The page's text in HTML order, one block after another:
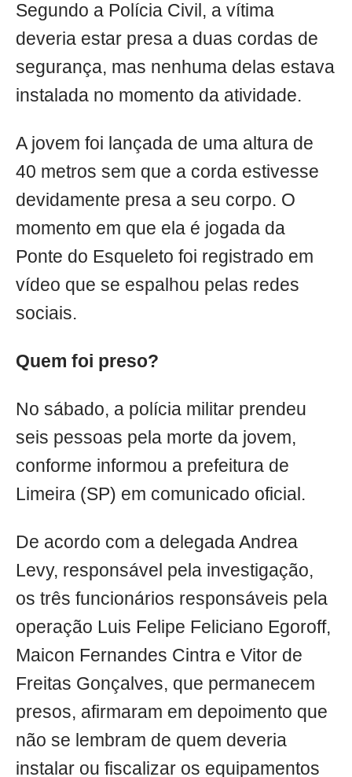
Segundo a Polícia Civil, a vítima
deveria estar presa a duas cordas de
segurança, mas nenhuma delas estava
instalada no momento da atividade.
A jovem foi lançada de uma altura de
40 metros sem que a corda estivesse
devidamente presa a seu corpo. O
momento em que ela é jogada da
Ponte do Esqueleto foi registrado em
vídeo que se espalhou pelas redes
sociais.
Quem foi preso?
No sábado, a polícia militar prendeu
seis pessoas pela morte da jovem,
conforme informou a prefeitura de
Limeira (SP) em comunicado oficial.
De acordo com a delegada Andrea
Levy, responsável pela investigação,
os três funcionários responsáveis pela
operação Luis Felipe Feliciano Egoroff,
Maicon Fernandes Cintra e Vitor de
Freitas Gonçalves, que permanecem
presos, afirmaram em depoimento que
não se lembram de quem deveria
instalar ou fiscalizar os equipamentos